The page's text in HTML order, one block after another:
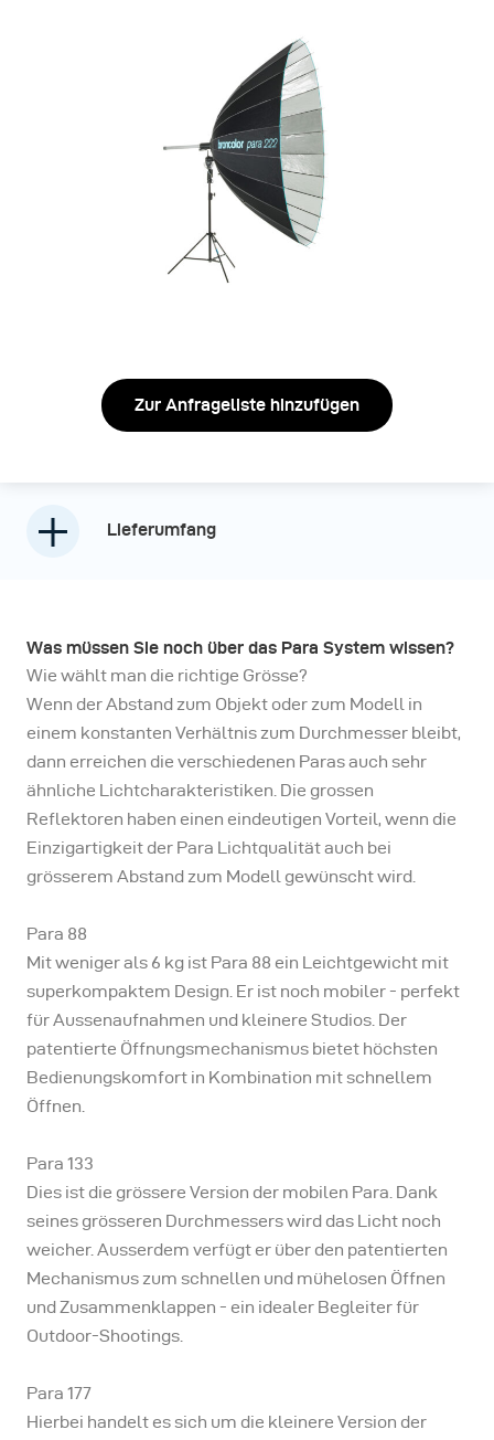
Zur Anfrageliste hinzufügen
Lieferumfang
Was müssen Sie noch über das Para System wissen?
Wie wählt man die richtige Grösse?
Wenn der Abstand zum Objekt oder zum Modell in
einem konstanten Verhältnis zum Durchmesser bleibt,
dann erreichen die verschiedenen Paras auch sehr
ähnliche Lichtcharakteristiken. Die grossen
Reflektoren haben einen eindeutigen Vorteil, wenn die
Einzigartigkeit der Para Lichtqualität auch bei
grösserem Abstand zum Modell gewünscht wird.
Para 88
Mit weniger als 6 kg ist Para 88 ein Leichtgewicht mit
superkompaktem Design. Er ist noch mobiler - perfekt
für Aussenaufnahmen und kleinere Studios. Der
patentierte Öffnungsmechanismus bietet höchsten
Bedienungskomfort in Kombination mit schnellem
Öffnen.
Para 133
Dies ist die grössere Version der mobilen Para. Dank
seines grösseren Durchmessers wird das Licht noch
weicher. Ausserdem verfügt er über den patentierten
Mechanismus zum schnellen und mühelosen Öffnen
und Zusammenklappen - ein idealer Begleiter für
Outdoor-Shootings.
Para 177
Hierbei handelt es sich um die kleinere Version der